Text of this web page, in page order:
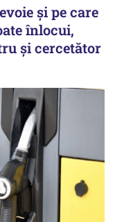
și pe care
înlocui,
și cercetător